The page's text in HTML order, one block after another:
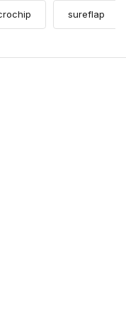
sureflap